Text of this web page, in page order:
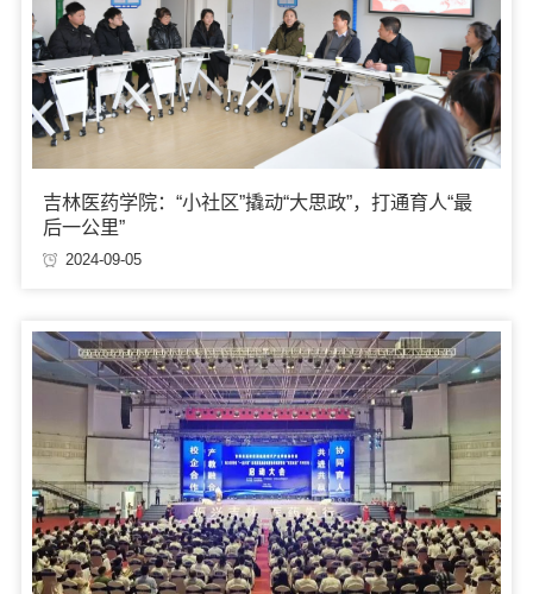
吉林医药学院：“小社区”撬动“大思政”，打通育人“最
后一公里”
2024-09-05